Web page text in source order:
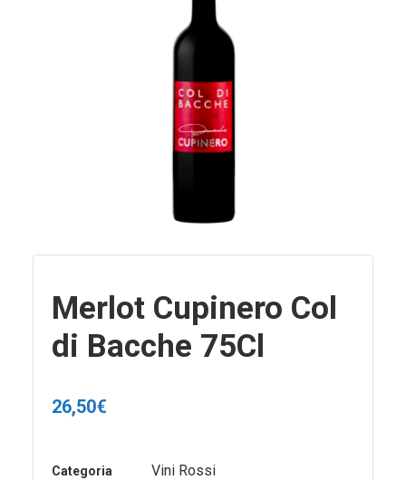
Merlot Cupinero Col
di Bacche 75Cl
26,50€
Categoria Vini Rossi